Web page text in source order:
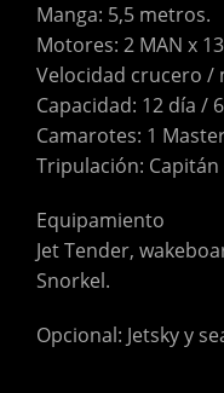
Manga: 5,5 metros.
Motores: 2 MAN x
Velocidad crucero /
Capacidad: 12 día /
Camarotes: 1
Tripulación: Capitán
Equipamiento
Jet Tender,
Snorkel.
Opcional: Jetsky y